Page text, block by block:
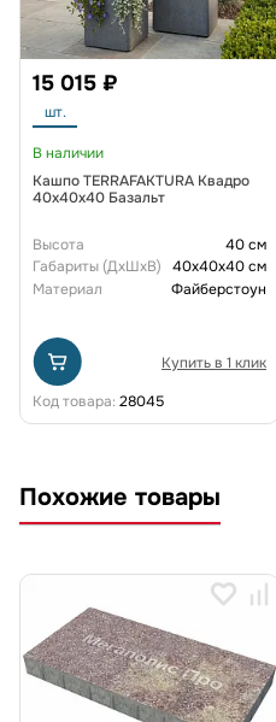
15 015 ₽
шт.
В наличии
Кашпо TERRAFAKTURA Квадро
40x40x40 Базальт
Высота
40 см
Габариты (ДxШxВ)
40x40x40 см
Материал
Файберстоун
Купить в 1 клик
Код товара: 28045
Похожие товары